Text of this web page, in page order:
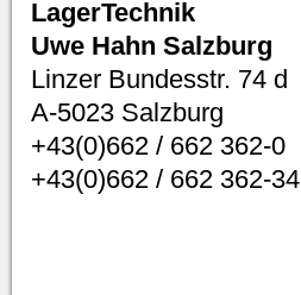
LagerTechnik
Uwe Hahn Salzburg
Linzer Bundesstr. 74 d
A-5023 Salzburg
+43(0)662 / 662 362-0
+43(0)662 / 662 362-34